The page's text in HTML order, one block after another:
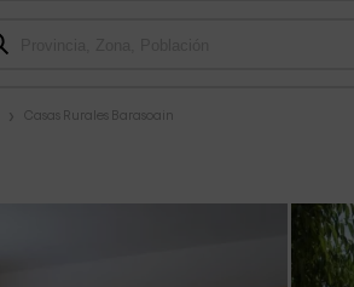
Casas Rurales Barasoain